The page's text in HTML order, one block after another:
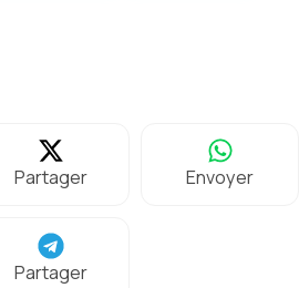
Partager Envoyer
Partager